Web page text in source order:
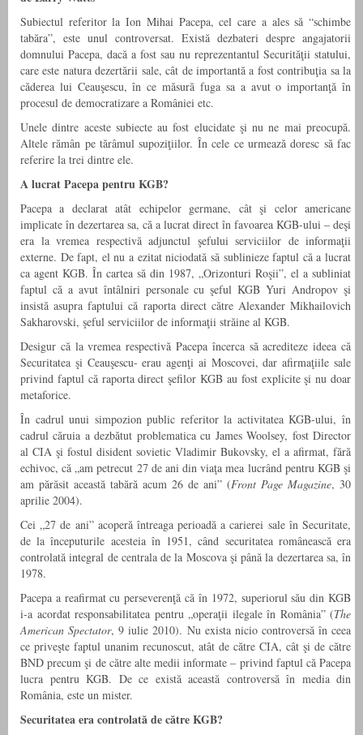
Subiectul referitor la Ion Mihai Pacepa, cel care a ales să “schimbe
tabăra”, este unul controversat. Există dezbateri despre angajatorii
domnului Pacepa, dacă a fost sau nu reprezentantul Securităţii statului,
care este natura dezertării sale, cât de importantă a fost contribuţia sa la
căderea lui Ceauşescu, în ce măsură fuga sa a avut o importanţă în
procesul de democratizare a României etc.
Unele dintre aceste subiecte au fost elucidate şi nu ne mai preocupă.
Altele rămân pe tărâmul supoziţiilor. În cele ce urmează doresc să fac
referire la trei dintre ele.
A lucrat Pacepa pentru KGB?
Pacepa a declarat atât echipelor germane, cât şi celor americane
implicate în dezertarea sa, că a lucrat direct în favoarea KGB-ului – deşi
era la vremea respectivă adjunctul şefului serviciilor de informaţii
externe. De fapt, el nu a ezitat niciodată să sublinieze faptul că a lucrat
ca agent KGB. În cartea să din 1987, „Orizonturi Roşii”, el a subliniat
faptul că a avut întâlniri personale cu şeful KGB Yuri Andropov şi
insistă asupra faptului că raporta direct către Alexander Mikhailovich
Sakharovski, şeful serviciilor de informaţii străine al KGB.
Desigur că la vremea respectivă Pacepa încerca să acrediteze ideea că
Securitatea şi Ceauşescu- erau agenţi ai Moscovei, dar afirmaţiile sale
privind faptul că raporta direct şefilor KGB au fost explicite şi nu doar
metaforice.
În cadrul unui simpozion public referitor la activitatea KGB-ului, în
cadrul căruia a dezbătut problematica cu James Woolsey, fost Director
al CIA şi fostul disident sovietic Vladimir Bukovsky, el a afirmat, fără
echivoc, că „am petrecut 27 de ani din viaţa mea lucrând pentru KGB şi
am părăsit această tabără acum 26 de ani” (Front Page Magazine, 30
aprilie 2004).
Cei „27 de ani” acoperă întreaga perioadă a carierei sale în Securitate,
de la începuturile acesteia în 1951, când securitatea românească era
controlată integral de centrala de la Moscova şi până la dezertarea sa, în
1978.
Pacepa a reafirmat cu perseverenţă că în 1972, superiorul său din KGB
i-a acordat responsabilitatea pentru „operaţii ilegale în România” (The
American Spectator, 9 iulie 2010). Nu exista nicio controversă în ceea
ce priveşte faptul unanim recunoscut, atât de către CIA, cât şi de către
BND precum şi de către alte medii informate – privind faptul că Pacepa
lucra pentru KGB. De ce există această controversă în media din
România, este un mister.
Securitatea era controlată de către KGB?